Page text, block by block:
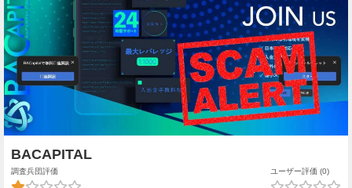
BACAPITAL
調査兵団評価 ユーザー評価 (0)